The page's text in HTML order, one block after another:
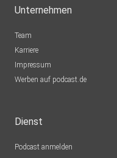
Unternehmen
Team
Karriere
Impressum
Werben auf podcast.de
Dienst
Podcast anmelden